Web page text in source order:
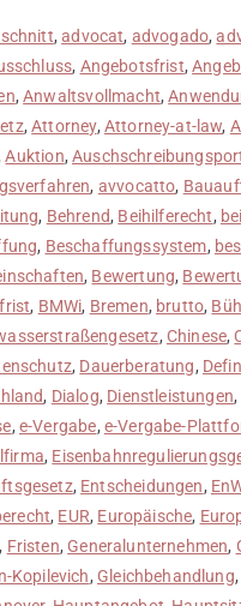
,advocat, advogado,
, Angebotsfrist,
,Anwaltsvollmacht,
,Attorney, Attorney-at-law,
Auktion,
, avvocatto,
, Behrend, Beihilferecht,
, Beschaffungssystem,
, Bewertung,
, BMWi, Bremen, brutto,
, Chinese,
, Dauerberatung,
, Dialog, Dienstleistungen,
, e-Vergabe, e-Vergabe-
,
, Entscheidungen,
, EUR, Europäische,
, Fristen, Generalunternehmen,
Kopilevich, Gleichbehandlung